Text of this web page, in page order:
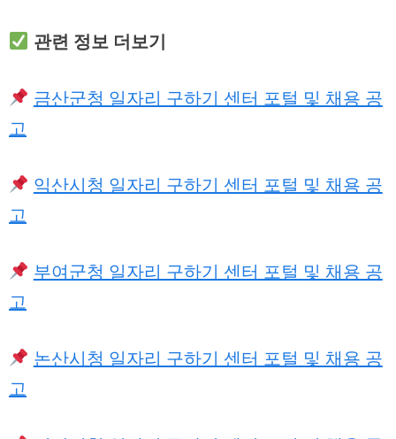
관련 정보 더보기
금산군청 일자리 구하기 센터 포털 및 채용 공
고
익산시청 일자리 구하기 센터 포털 및 채용 공
고
부여군청 일자리 구하기 센터 포털 및 채용 공
고
논산시청 일자리 구하기 센터 포털 및 채용 공
고